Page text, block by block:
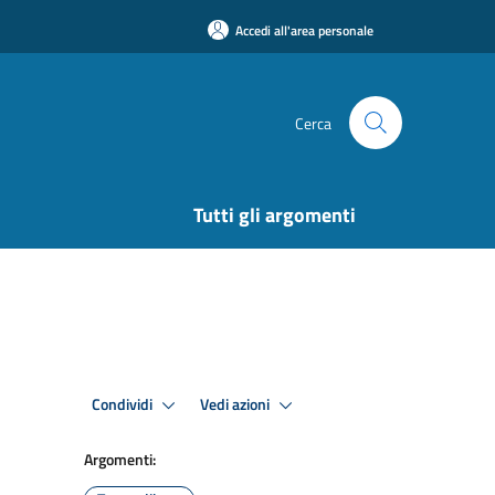
Accedi all'area personale
Cerca
Tutti gli argomenti
Condividi Vedi azioni
Argomenti: